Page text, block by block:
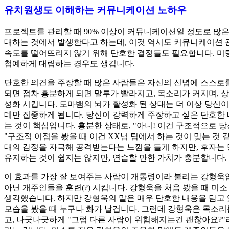
유치원생도 이해하는 커뮤니케이션 노하우
프로젝트를 관리할 때 90% 이상이 커뮤니케이션일 정도로
대하는 것에서 발생한다고 하는데, 이것 역시도 커뮤니케이
속도를 떨어뜨리지 않기 위해 단호한 결정들도 필요합니다.
첨예하게 대립하는 경우도 생깁니다.
단호한 의견을 주장할 때 많은 사람들은 자신의 신념에 스스
되면 점차 흥분하게 되면 말투가 빨라지고, 목소리가 커지며,
성화 시킵니다. 도마뱀의 뇌가 활성화 된 상대는 더 이상 당신
데만 집중하게 됩니다. 당신이 강력하게 주장하고 싶은 단호
는 것이 핵심입니다. 흥분한 상태로, "아니! 이건 구조적으로
"구조적 이점을 봤을 때 이건 XX님 팀에서 하는 것이 맞는 것
대의 감정을 자극해 공격받는다는 느낌을 들게 하지만, 후자
유지하는 것이 쉽지는 않지만, 연습할 만한 가치가 충분합니다.
이 효과를 가장 잘 보여주는 사람이 개통령이라 불리는 강형
아닌 개주인들을 훈련(?) 시킵니다. 강형욱을 처음 봤을 때 미
생각했습니다. 하지만 강형욱의 말은 매우 단호한 내용을 담
모습을 봤을 때 누구나 화가 날겁니다. 그런데 강형욱은 목소
고, 나긋나긋하게 "그럼 다른 사람이 위험해지는건 괜찮아요